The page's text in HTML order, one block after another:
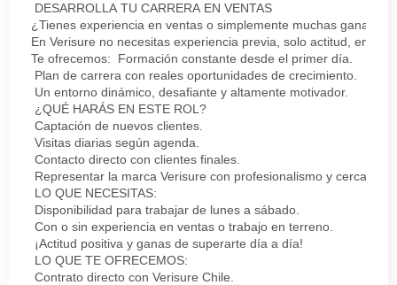
DESARROLLA TU CARRERA EN VENTAS
¿Tienes experiencia en ventas o simplemente muchas ganas
En Verisure no necesitas experiencia previa, solo actitud,
Te ofrecemos: Formación constante desde el primer día.
Plan de carrera con reales oportunidades de crecimiento.
Un entorno dinámico, desafiante y altamente motivador.
¿QUÉ HARÁS EN ESTE ROL?
Captación de nuevos clientes.
Visitas diarias según agenda.
Contacto directo con clientes finales.
Representar la marca Verisure con profesionalismo y cercanía.
LO QUE NECESITAS:
Disponibilidad para trabajar de lunes a sábado.
Con o sin experiencia en ventas o trabajo en terreno.
¡Actitud positiva y ganas de superarte día a día!
LO QUE TE OFRECEMOS:
Contrato directo con Verisure Chile.